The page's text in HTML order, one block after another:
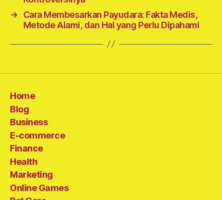
→
Cara Membesarkan Payudara: Fakta Medis,
Metode Alami, dan Hal yang Perlu Dipahami
Home
Blog
Business
E-commerce
Finance
Health
Marketing
Online Games